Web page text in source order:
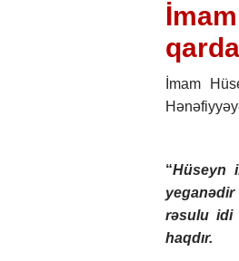
İmam
“Hüseyn
rəsulu idi
haqdır.